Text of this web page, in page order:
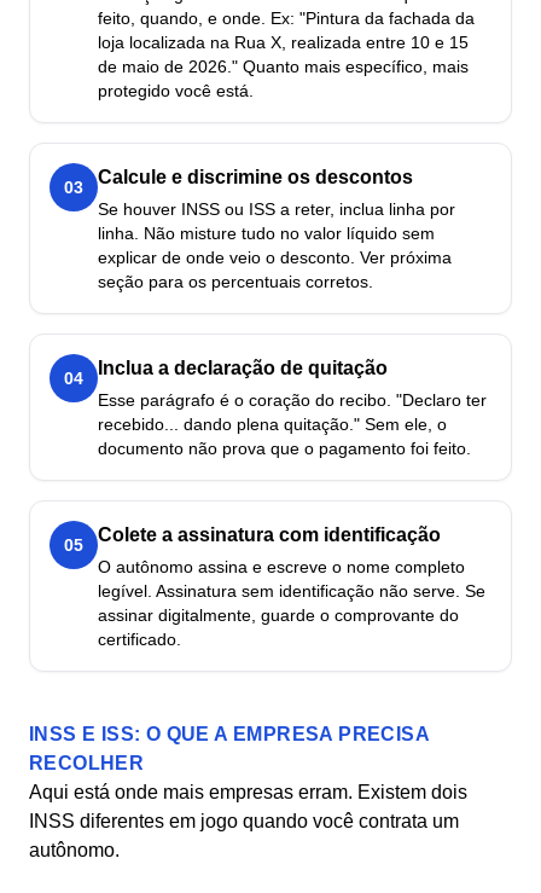
feito, quando, e onde. Ex: "Pintura da fachada da
loja localizada na Rua X, realizada entre 10 e 15
de maio de 2026." Quanto mais específico, mais
protegido você está.
03 Calcule e discrimine os descontos
Se houver INSS ou ISS a reter, inclua linha por
linha. Não misture tudo no valor líquido sem
explicar de onde veio o desconto. Ver próxima
seção para os percentuais corretos.
04 Inclua a declaração de quitação
Esse parágrafo é o coração do recibo. "Declaro ter
recebido... dando plena quitação." Sem ele, o
documento não prova que o pagamento foi feito.
05 Colete a assinatura com identificação
O autônomo assina e escreve o nome completo
legível. Assinatura sem identificação não serve. Se
assinar digitalmente, guarde o comprovante do
certificado.
INSS E ISS: O QUE A EMPRESA PRECISA
RECOLHER
Aqui está onde mais empresas erram. Existem dois
INSS diferentes em jogo quando você contrata um
autônomo.